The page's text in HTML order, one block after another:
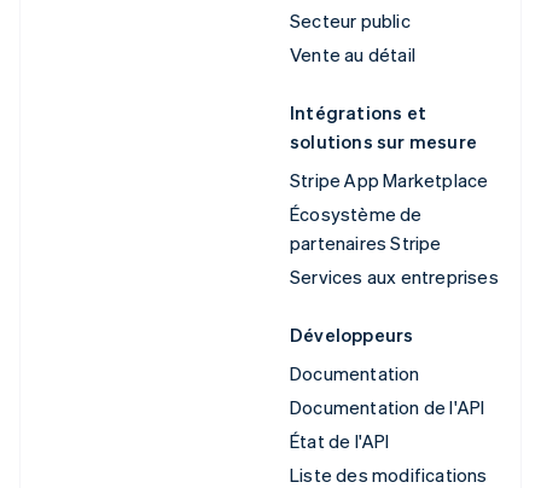
Secteur public
Vente au détail
Intégrations et
solutions sur mesure
Stripe App Marketplace
Écosystème de
partenaires Stripe
Services aux entreprises
Développeurs
Documentation
Documentation de l'API
État de l'API
Liste des modifications